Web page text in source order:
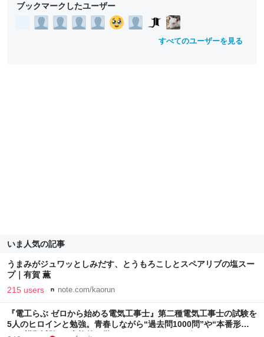
ブックマークしたユーザー
すべてのユーザーを見る
いま人気の記事
うまみがジュワッとしみだす、とうもろこしとスペアリブの塩スー
プ｜有賀 薫
215 users note.com/kaorun
『電工らぶ ゼロから始める電気工事士』第二種電気工事士の試験を
5人のヒロインと勉強。青春しながら“過去問1000問”や“本番形式
CBT模擬試験”で本格的に学べるノベルゲーム | ゲーム・エンタメ